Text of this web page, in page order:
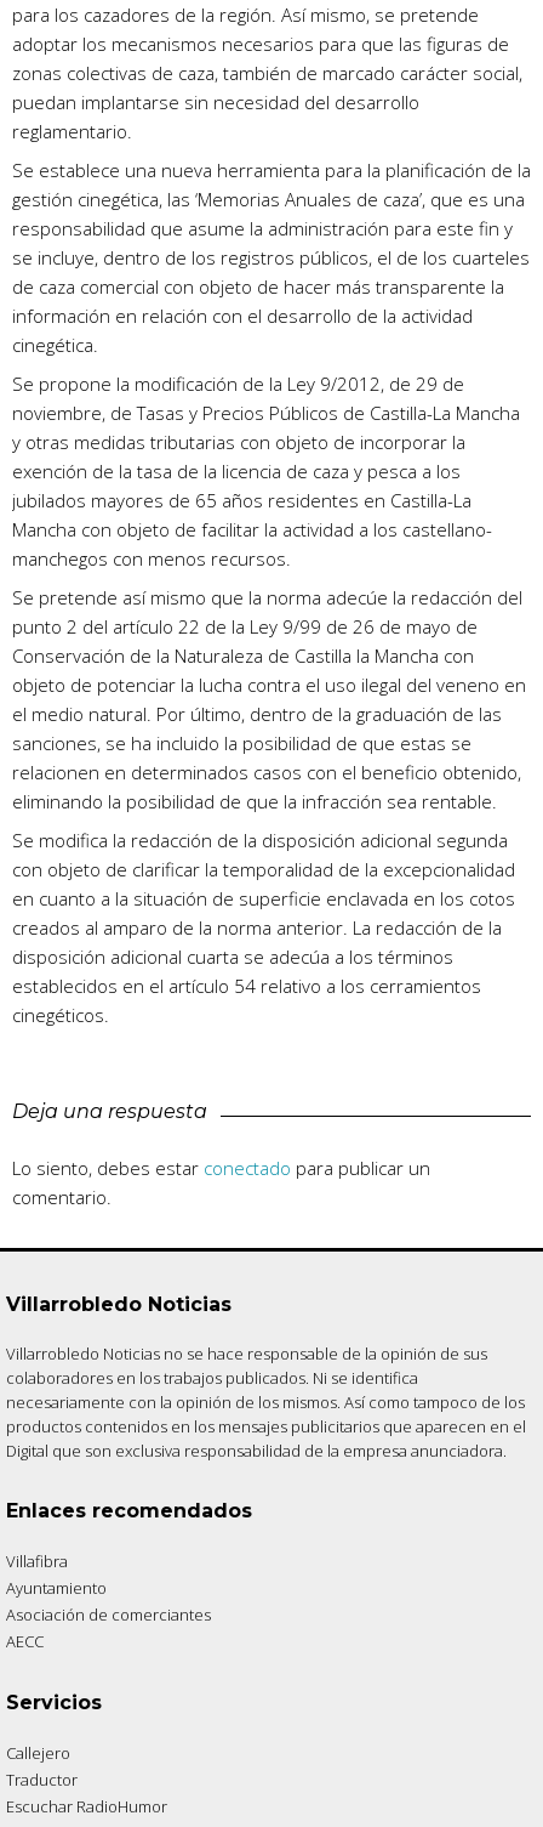
para los cazadores de la región. Así mismo, se pretende
adoptar los mecanismos necesarios para que las figuras de
zonas colectivas de caza, también de marcado carácter social,
puedan implantarse sin necesidad del desarrollo
reglamentario.
Se establece una nueva herramienta para la planificación de la
gestión cinegética, las ‘Memorias Anuales de caza’, que es una
responsabilidad que asume la administración para este fin y
se incluye, dentro de los registros públicos, el de los cuarteles
de caza comercial con objeto de hacer más transparente la
información en relación con el desarrollo de la actividad
cinegética.
Se propone la modificación de la Ley 9/2012, de 29 de
noviembre, de Tasas y Precios Públicos de Castilla-La Mancha
y otras medidas tributarias con objeto de incorporar la
exención de la tasa de la licencia de caza y pesca a los
jubilados mayores de 65 años residentes en Castilla-La
Mancha con objeto de facilitar la actividad a los castellano-
manchegos con menos recursos.
Se pretende así mismo que la norma adecúe la redacción del
punto 2 del artículo 22 de la Ley 9/99 de 26 de mayo de
Conservación de la Naturaleza de Castilla la Mancha con
objeto de potenciar la lucha contra el uso ilegal del veneno en
el medio natural. Por último, dentro de la graduación de las
sanciones, se ha incluido la posibilidad de que estas se
relacionen en determinados casos con el beneficio obtenido,
eliminando la posibilidad de que la infracción sea rentable.
Se modifica la redacción de la disposición adicional segunda
con objeto de clarificar la temporalidad de la excepcionalidad
en cuanto a la situación de superficie enclavada en los cotos
creados al amparo de la norma anterior. La redacción de la
disposición adicional cuarta se adecúa a los términos
establecidos en el artículo 54 relativo a los cerramientos
cinegéticos.
Deja una respuesta
Lo siento, debes estar conectado para publicar un
comentario.
Villarrobledo Noticias
Villarrobledo Noticias no se hace responsable de la opinión de sus
colaboradores en los trabajos publicados. Ni se identifica
necesariamente con la opinión de los mismos. Así como tampoco de los
productos contenidos en los mensajes publicitarios que aparecen en el
Digital que son exclusiva responsabilidad de la empresa anunciadora.
Enlaces recomendados
Villafibra
Ayuntamiento
Asociación de comerciantes
AECC
Servicios
Callejero
Traductor
Escuchar RadioHumor